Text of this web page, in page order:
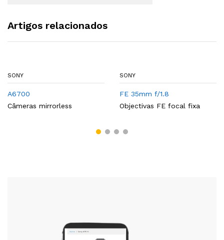
Artigos relacionados
SONY
A6700
Câmeras mirrorless
SONY
FE 35mm f/1.8
Objectivas FE focal fixa